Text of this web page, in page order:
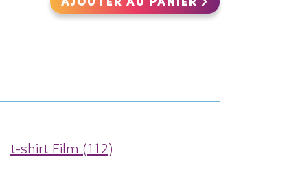
AJOUTER AU PANIER
t-shirt Film (112)